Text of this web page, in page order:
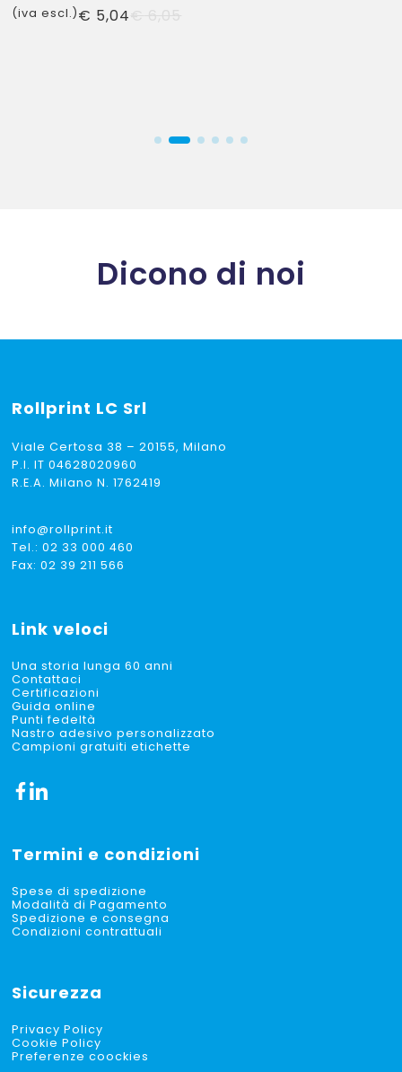
€ 5,04
(iva escl.)
Dicono di noi
Rollprint LC Srl
Viale Certosa 38 – 20155, Milano
P.I. IT 04628020960
R.E.A. Milano N. 1762419
info@rollprint.it
Tel.:02 33 000 460
Fax: 02 39 211 566
Link veloci
Una storia lunga 60 anni
Contattaci
Certificazioni
Guida online
Punti fedeltà
Nastro adesivo personalizzato
Campioni gratuiti etichette
Termini e condizioni
Spese di spedizione
Modalità di Pagamento
Spedizione e consegna
Condizioni contrattuali
Sicurezza
Privacy Policy
Cookie Policy
Preferenze coockies